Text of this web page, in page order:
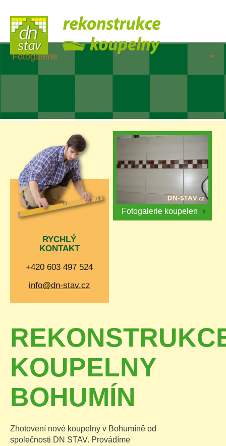
RYCHLÝ
KONTAKT
+420 603 497 524
info@dn-stav.cz
Fotogalerie koupelen
KOUPELNY
BOHUMÍN
Zhotovení nové koupelny v Bohumíně od
společnosti DN STAV. Provádíme